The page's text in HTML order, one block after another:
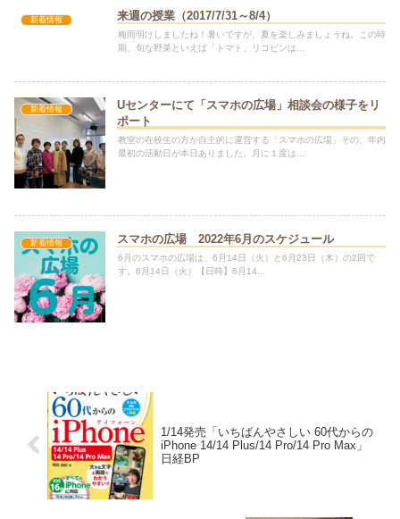
新着情報 来週の授業（2017/7/31～8/4）
梅雨明けしましたね！暑いですが、夏を楽しみましょうね。この時
期、旬な野菜といえば「トマト」リコピンは...
新着情報
Uセンターにて「スマホの広場」相談会の様子をリ
ポート
教室の在校生の方が自主的に運営する「スマホの広場」その、年内
最初の活動日が本日ありました。月に１度は...
新着情報 スマホの広場 2022年6月のスケジュール
6月のスマホの広場は、6月14日（火）と6月23日（木）の2回で
す。6月14日（火）【日時】6月14...
1/14発売「いちばんやさしい 60代からの
iPhone 14/14 Plus/14 Pro/14 Pro Max」
日経BP